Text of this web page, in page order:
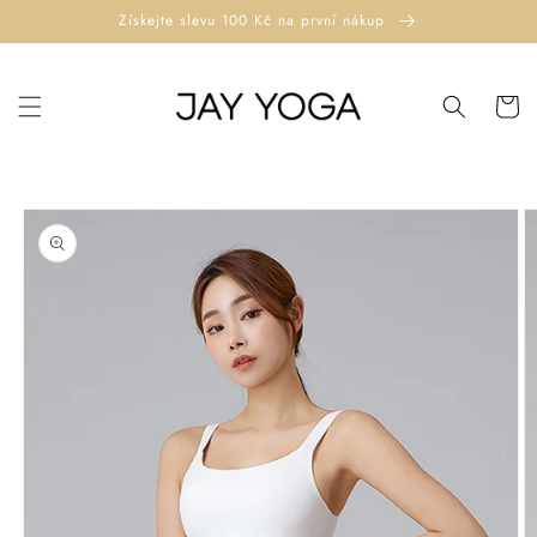
obsahu
Získejte slevu 100 Kč na první nákup
Košík
informace
produktu